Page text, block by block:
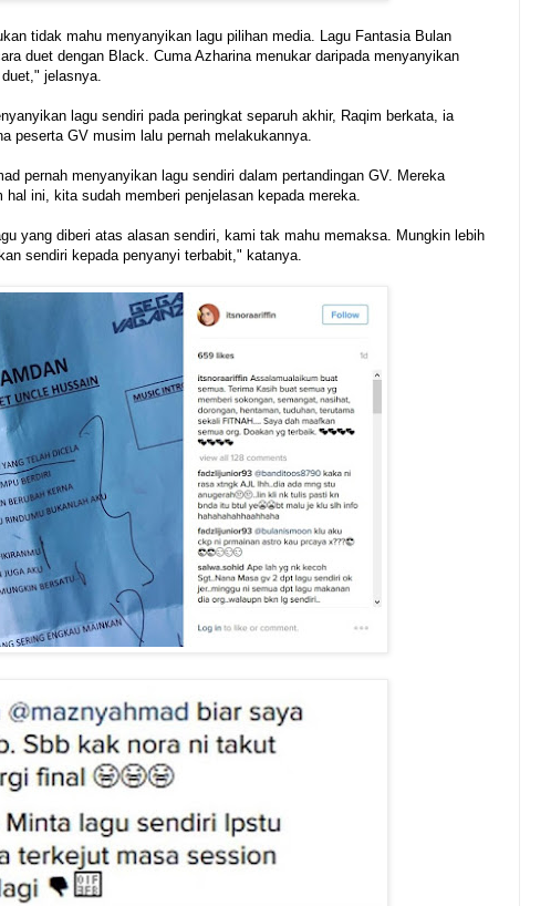
tidak mahu menyanyikan lagu pilihan media. Lagu Fantasia Bulan
duet dengan Black. Cuma Azharina menukar daripada menyanyikan
jelasnya.
lagu sendiri pada peringkat separuh akhir, Raqim berkata, ia
peserta GV musim lalu pernah melakukannya.
pernah menyanyikan lagu sendiri dalam pertandingan GV. Mereka
ini, kita sudah memberi penjelasan kepada mereka.
yang diberi atas alasan sendiri, kami tak mahu memaksa. Mungkin lebih
sendiri kepada penyanyi terbabit," katanya.